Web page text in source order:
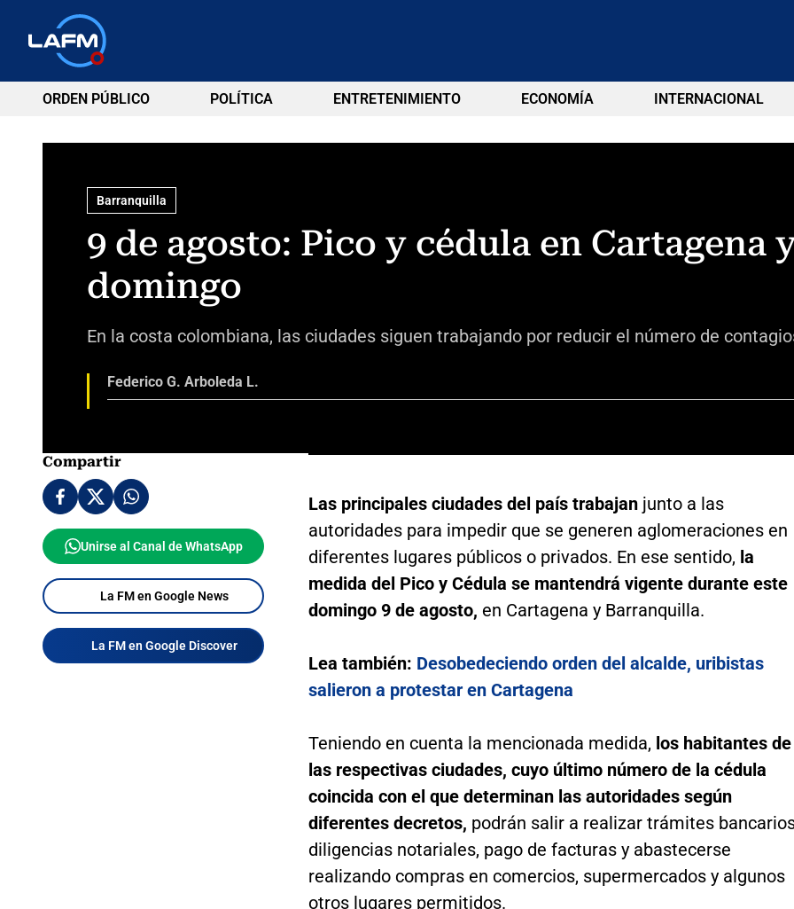
ORDEN PÚBLICO POLÍTICA ENTRETENIMIENTO ECONOMÍA INTERNACIONAL
Barranquilla
9 de agosto: Pico y cédula en Cartagena
domingo
En la costa colombiana, las ciudades siguen trabajando por reducir el número de
Federico G. Arboleda L.
Compartir
Unirse al Canal de WhatsApp
La FM en Google News
La FM en Google Discover
Las principales ciudades del país trabajanjunto a las
autoridades para impedir que se generen aglomeraciones en
diferentes lugares públicos o privados. En ese sentido, la
medida del Pico y Cédula se mantendrá vigente durante este
domingo 9 de agosto, en Cartagena y Barranquilla.
Lea también: Desobedeciendo orden del alcalde, uribistas
salieron a protestar en Cartagena
Teniendo en cuenta la mencionada medida, los habitantes de
las respectivas ciudades, cuyo último número de la cédula
coincida con el que determinan las autoridades según
diferentes decretos, podrán salir a realizar trámites
diligencias notariales, pago de facturas y abastecerse
realizando compras en comercios, supermercados y algunos
otros lugares permitidos.